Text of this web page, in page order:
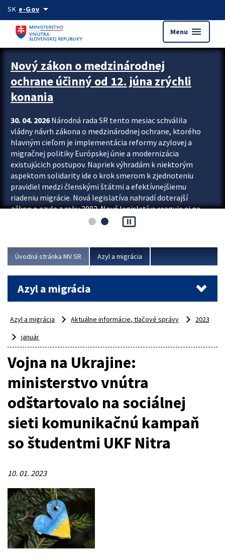
Preskocit na hlavný obsah
SK e-Govarrow_drop_down
Menu menu
Zastavit automatický posun upútavok
Nový zákon o medzinárodnej
ochrane účinný od 12. júna zrýchli
konania
30. 04. 2026Národná rada SR tento mesiac schválila
vládny návrh zákona o medzinárodnej ochrane, ktorého
hlavným cieľom je implementácia reformy azylovej a
migračnej politiky Európskej únie a modernizácia
existujúcich postupov. Napriek výhradám k niektorým
aspektom solidarity ide o krok smerom k zjednoteniu
pravidiel medzi členskými štátmi a efektívnejšiemu
riadeniu migrácie. Nová legislatíva nahradí doterajší
zákon o azyle z roku 2002. Nová legislatíva reaguje aj na
vývoj posledného desaťročia, počas...
pause_presentation
Úvodná stránka MV SR Azyl a migrácia
Azyl a migrácia
Azyl a migrácia Aktuálne informácie, tlačové správy
2023
január
Vojna na Ukrajine:
ministerstvo vnútra
odštartovalo na sociálnej
sieti komunikačnú kampaň
so študentmi UKF Nitra
10. 01. 2023